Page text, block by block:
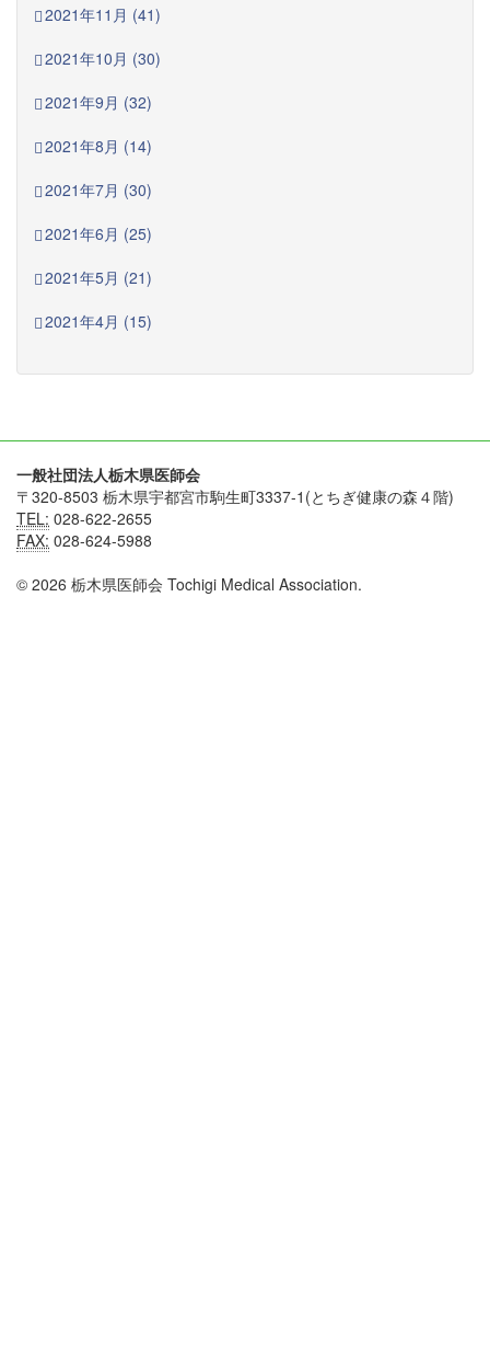
2021年11月 (41)
2021年10月 (30)
2021年9月 (32)
2021年8月 (14)
2021年7月 (30)
2021年6月 (25)
2021年5月 (21)
2021年4月 (15)
一般社団法人栃木県医師会
〒320-8503 栃木県宇都宮市駒生町3337-1(とちぎ健康の森４階)
TEL: 028-622-2655
FAX: 028-624-5988
© 2026 栃木県医師会 Tochigi Medical Association.